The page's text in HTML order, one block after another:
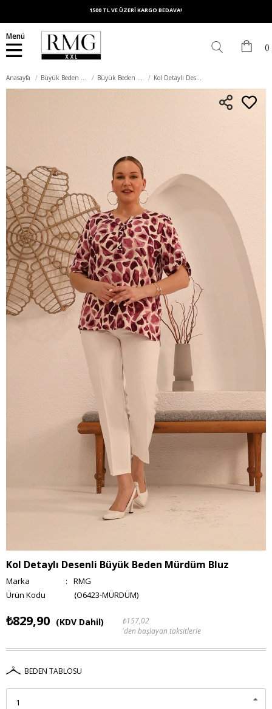
1500 TL VE ÜZERİ KARGO BEDAVA!
Menü
Anasayfa Büyük Beden Üst Giyim Büyük Beden Bluz Kol Detaylı Desenli Büyük Beden Mürdüm Bluz
Kol Detaylı Desenli Büyük Beden Mürdüm Bluz
Marka :
RMG
(O6423-MÜRDÜM)
₺829,90 (KDV Dahil)
₺157,02
'den başlayan taksitlerle
BEDEN TABLOSU